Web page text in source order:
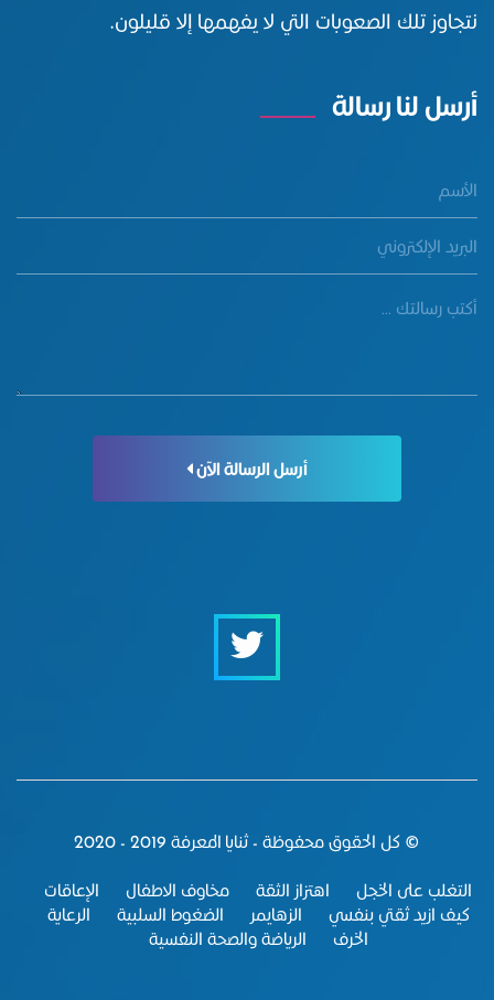
نتجاوز تلك الصعوبات التي لا يفهمها إلا قليلون.
أرسل لنا رسالة
أرسل الرسالة الآن
© كل الحقوق محفوظة - ثنايا المعرفة 2019 - 2020
التغلب على الخجل
اهتزاز الثقة مخاوف الاطفال
الإعاقات
كيف ازيد ثقتي بنفسي
الزهايمر الضغوط السلبية
الرعاية
الخرف
الرياضة والصحة النفسية